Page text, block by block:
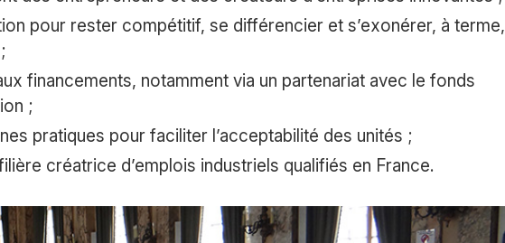
pour rester compétitif, se différencier et s’exonérer, à terme,
financements, notamment via un partenariat avec le fonds
;
pratiques pour faciliter l’acceptabilité des unités ;
créatrice d’emplois industriels qualifiés en France.